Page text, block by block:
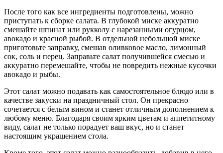
После того как все ингредиенты подготовлены, можно
приступать к сборке салата. В глубокой миске аккуратно
смешайте шпинат или рукколу с нарезанными огурцом,
авокадо и красной рыбой. В отдельной небольшой миске
приготовьте заправку, смешав оливковое масло, лимонный
сок, соль и перец. Заправьте салат получившейся смесью и
аккуратно перемешайте, чтобы не повредить нежные кусочки
авокадо и рыбы.
Этот салат можно подавать как самостоятельное блюдо или в
качестве закуски на праздничный стол. Он прекрасно
сочетается с белым вином и станет отличным дополнением к
любому меню. Благодаря своим ярким цветам и аппетитному
виду, салат не только порадует ваш вкус, но и станет
настоящим украшением стола.